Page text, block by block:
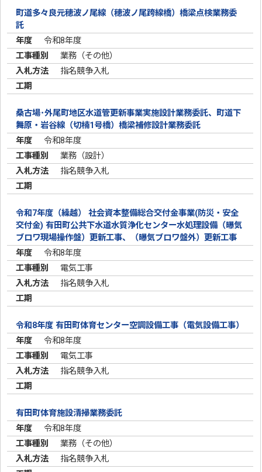
町道多々良元穂波ノ尾線（穂波ノ尾跨線橋）橋梁点検業務委
託
令和8年度
業務（その他）
指名競争入札
桑古場･外尾町地区水道管更新事業実施設計業務委託、町道下
舞原・岩谷線（切楠1号橋）橋梁補修設計業務委託
令和8年度
業務（設計）
指名競争入札
令和7年度（繰越） 社会資本整備総合交付金事業(防災・安全
交付金) 有田町公共下水道水質浄化センター水処理設備（曝気
ブロワ現場操作盤）更新工事、（曝気ブロワ盤外）更新工事
令和8年度
電気工事
指名競争入札
令和8年度 有田町体育センター空調設備工事（電気設備工事）
令和8年度
電気工事
指名競争入札
有田町体育施設清掃業務委託
令和8年度
業務（その他）
指名競争入札